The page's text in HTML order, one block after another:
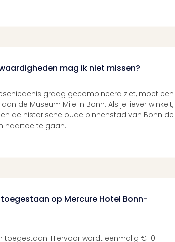
mag ik niet missen?
graag gecombineerd ziet, moet een
de Museum Mile in Bonn. Als je liever winkelt,
de historische oude binnenstad van Bonn de
naartoe te gaan.
toegestaan op Mercure Hotel Bonn-
toegestaan. Hiervoor wordt eenmalig € 10